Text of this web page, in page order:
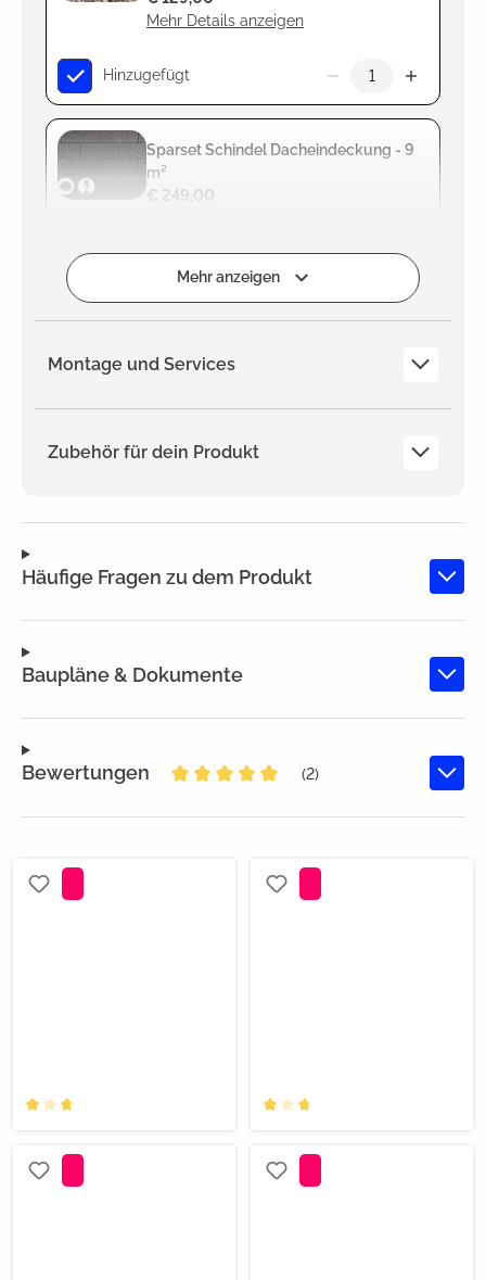
Mehr Details anzeigen
Hinzugefügt
Sparset Schindel Dacheindeckung - 9
m²
€ 249,00
HinzugefügtMehr anzeigen
Montage und Services
Zubehör für dein Produkt
Häufige Fragen zu dem Produkt
Baupläne & Dokumente
Bewertungen
(2)